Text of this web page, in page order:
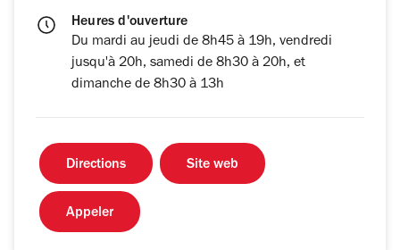
Heures d'ouverture
Du mardi au jeudi de 8h45 à 19h, vendredi
jusqu'à 20h, samedi de 8h30 à 20h, et
dimanche de 8h30 à 13h
Directions Site web
Appeler